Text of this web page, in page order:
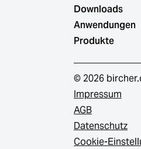
Downloads
Anwendungen
Produkte
© 2026
Impressum
AGB
Datenschutz
Cookie-